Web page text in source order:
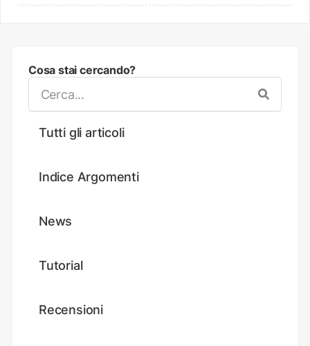
Cosa stai cercando?
Tutti gli articoli
Indice Argomenti
News
Tutorial
Recensioni